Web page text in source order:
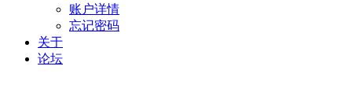
账户详情
忘记密码
关于
论坛